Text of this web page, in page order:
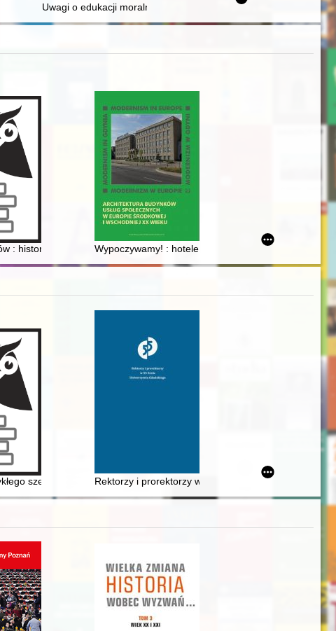
drawskiego od średniowiecza do dziś
Uwagi o edukacji moralnej synów szlacheckich w XVI-wiecznej
i na Podlasiu
: historia w postaciach i miejscach zapisana
Wypoczywamy! : hotele, motele i uzdrowiska w
jubileuszowe z okazji XX-lecia działalności) = The art of framing :
szeregowca kilku wojen : (pisane w latach 1967-1969)
Rektorzy i prorektorzy w 55-leciu Uniwersytetu